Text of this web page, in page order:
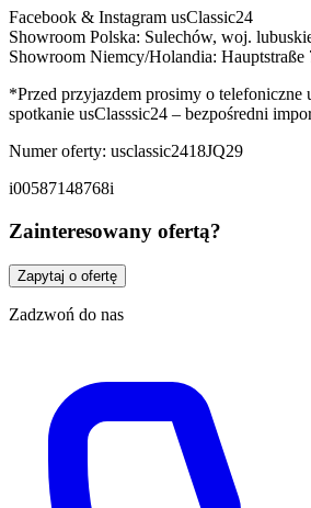
Facebook & Instagram usClassic24
Showroom Polska: Sulechów, woj.
Showroom Niemcy/Holandia: Hauptstraße
*Przed przyjazdem prosimy o telefoniczne
spotkanie usClasssic24 – bezpośredni
Numer oferty: usclassic2418JQ29
i00587148768i
Zainteresowany ofertą?
Zapytaj o ofertę
Zadzwoń do nas